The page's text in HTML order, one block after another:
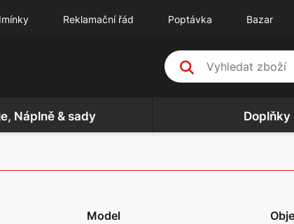
Reklamační řád Poptávka Bazar
Náplně & sady Doplňky
Model